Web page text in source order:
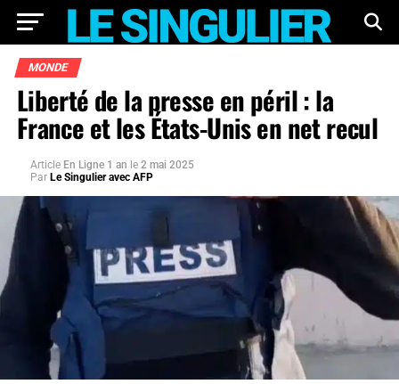
MONDE
Liberté de la presse en péril : la
France et les États-Unis en net recul
Article En Ligne 1 an le 2 mai 2025
Par Le Singulier avec AFP